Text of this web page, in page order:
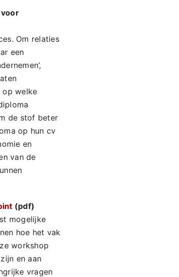
voor
Om relaties
een
op welke
de stof beter
op hun cv
en
van de
(pdf)
mogelijke
hoe het vak
workshop
en aan
vragen